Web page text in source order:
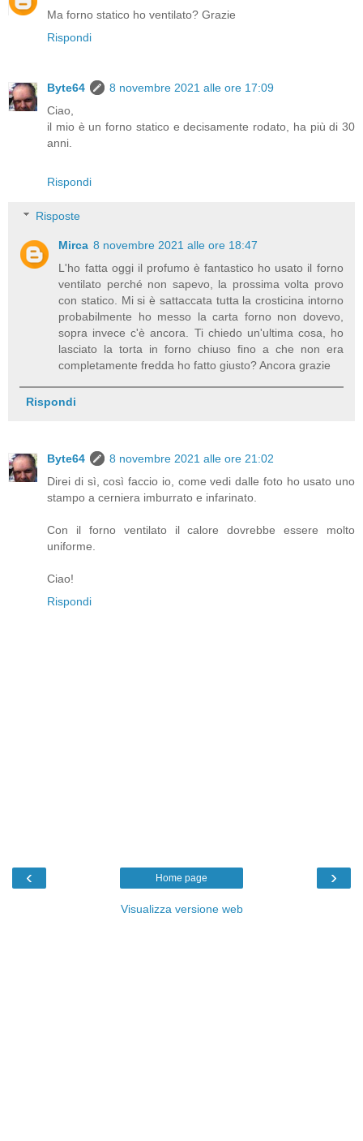
Ma forno statico ho ventilato? Grazie
Rispondi
Byte64
8 novembre 2021 alle ore 17:09
Ciao,
il mio è un forno statico e decisamente rodato, ha più di 30
anni.
Rispondi
Risposte
Mirca 8 novembre 2021 alle ore 18:47
L'ho fatta oggi il profumo è fantastico ho usato il forno
ventilato perché non sapevo, la prossima volta provo
con statico. Mi si è sattaccata tutta la crosticina intorno
probabilmente ho messo la carta forno non dovevo,
sopra invece c'è ancora. Ti chiedo un'ultima cosa, ho
lasciato la torta in forno chiuso fino a che non era
completamente fredda ho fatto giusto? Ancora grazie
Rispondi
Byte64
8 novembre 2021 alle ore 21:02
Direi di sì, così faccio io, come vedi dalle foto ho usato uno
stampo a cerniera imburrato e infarinato.
Con il forno ventilato il calore dovrebbe essere molto
uniforme.
Ciao!
Rispondi
‹ ›
Home page
Visualizza versione web